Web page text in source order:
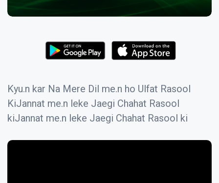
Kyu.n kar Na Mere Dil me.n ho Ulfat Rasool
KiJannat me.n leke Jaegi Chahat Rasool
kiJannat me.n leke Jaegi Chahat Rasool ki